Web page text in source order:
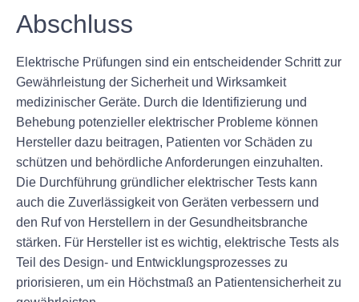
Abschluss
Elektrische Prüfungen sind ein entscheidender Schritt zur
Gewährleistung der Sicherheit und Wirksamkeit
medizinischer Geräte. Durch die Identifizierung und
Behebung potenzieller elektrischer Probleme können
Hersteller dazu beitragen, Patienten vor Schäden zu
schützen und behördliche Anforderungen einzuhalten.
Die Durchführung gründlicher elektrischer Tests kann
auch die Zuverlässigkeit von Geräten verbessern und
den Ruf von Herstellern in der Gesundheitsbranche
stärken. Für Hersteller ist es wichtig, elektrische Tests als
Teil des Design- und Entwicklungsprozesses zu
priorisieren, um ein Höchstmaß an Patientensicherheit zu